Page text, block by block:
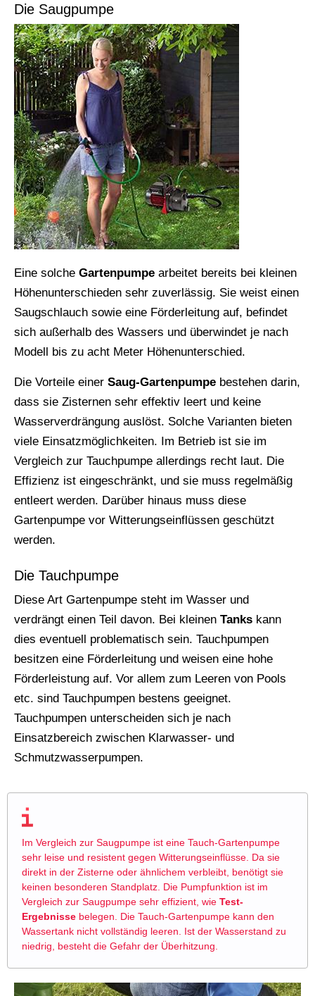
Die Saugpumpe
Eine solche Gartenpumpe arbeitet bereits bei kleinen
Höhenunterschieden sehr zuverlässig. Sie weist einen
Saugschlauch sowie eine Förderleitung auf, befindet
sich außerhalb des Wassers und überwindet je nach
Modell bis zu acht Meter Höhenunterschied.
Die Vorteile einer Saug-Gartenpumpe bestehen darin,
dass sie Zisternen sehr effektiv leert und keine
Wasserverdrängung auslöst. Solche Varianten bieten
viele Einsatzmöglichkeiten. Im Betrieb ist sie im
Vergleich zur Tauchpumpe allerdings recht laut. Die
Effizienz ist eingeschränkt, und sie muss regelmäßig
entleert werden. Darüber hinaus muss diese
Gartenpumpe vor Witterungseinflüssen geschützt
werden.
Die Tauchpumpe
Diese Art Gartenpumpe steht im Wasser und
verdrängt einen Teil davon. Bei kleinen Tanks kann
dies eventuell problematisch sein. Tauchpumpen
besitzen eine Förderleitung und weisen eine hohe
Förderleistung auf. Vor allem zum Leeren von Pools
etc. sind Tauchpumpen bestens geeignet.
Tauchpumpen unterscheiden sich je nach
Einsatzbereich zwischen Klarwasser- und
Schmutzwasserpumpen.
Im Vergleich zur Saugpumpe ist eine Tauch-Gartenpumpe
sehr leise und resistent gegen Witterungseinflüsse. Da sie
direkt in der Zisterne oder ähnlichem verbleibt, benötigt sie
keinen besonderen Standplatz. Die Pumpfunktion ist im
Vergleich zur Saugpumpe sehr effizient, wie Test-
Ergebnisse belegen. Die Tauch-Gartenpumpe kann den
Wassertank nicht vollständig leeren. Ist der Wasserstand zu
niedrig, besteht die Gefahr der Überhitzung.